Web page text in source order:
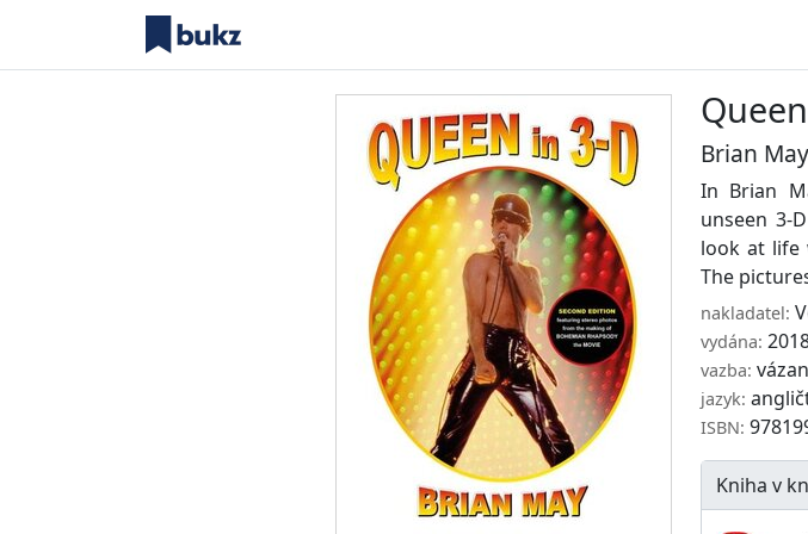
Brian May
In Brian
unseen 3-
look at life
The
nakladatel:
vydána:
vazba:
jazyk:
ISBN:
Kniha v